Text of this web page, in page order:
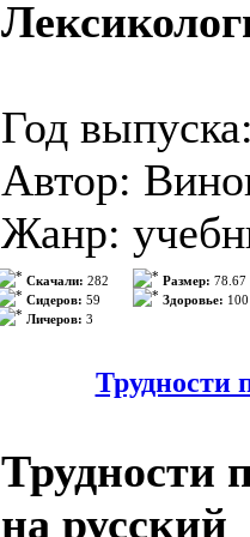
Количество
Описание:
решение
испанским
Подробнее
Год
Автор:
Жанр:
ISBN: 5-06-
Формат:
Качество:
Количество
Скачали: 282
Сидеров: 59
Личеров: 3
Размер:
Здоровье: 100
Трудности
Трудности
на русский